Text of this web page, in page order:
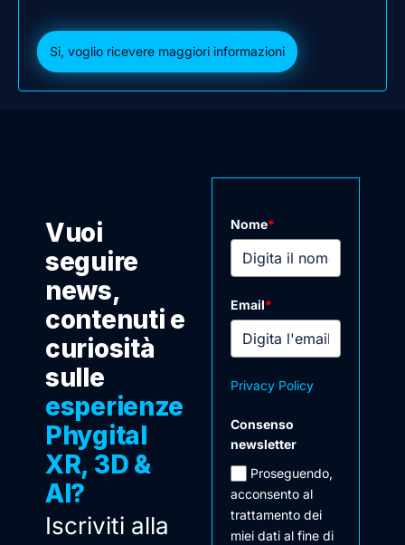
Si, voglio ricevere maggiori informazioni
Vuoi
seguire
news,
contenuti e
curiosità
sulle
esperienze
Phygital
XR, 3D &
AI?
Iscriviti alla
Nome*
Email*
Privacy Policy
Consenso
newsletter
Proseguendo,
acconsento al
trattamento dei
miei dati al fine di